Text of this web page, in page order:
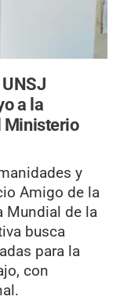
UNSJ
a la
Ministerio
y
Amigo de la
Mundial de la
busca
para la
con